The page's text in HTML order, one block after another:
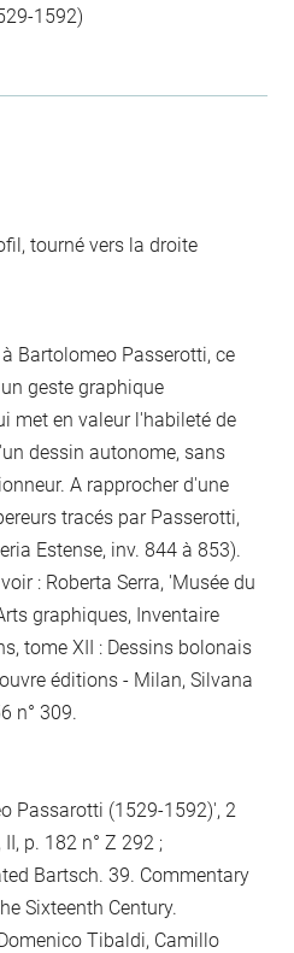
1592)
tourné vers la droite
Bartolomeo Passerotti, ce
geste graphique
met en valeur l'habileté de
dessin autonome, sans
A rapprocher d'une
tracés par Passerotti,
Estense, inv. 844 à 853).
: Roberta Serra, 'Musée du
graphiques, Inventaire
tome XII : Dessins bolonais
éditions - Milan, Silvana
n° 309.
Passarotti (1529-1592)', 2
p. 182 n° Z 292 ;
Bartsch. 39. Commentary
Sixteenth Century.
Tibaldi, Camillo